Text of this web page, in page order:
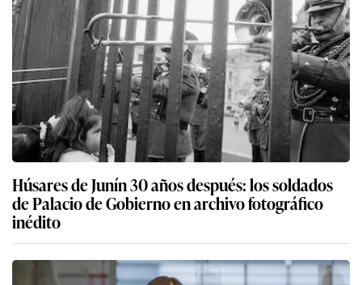
Húsares de Junín 30 años después: los soldados
de Palacio de Gobierno en archivo fotográfico
inédito